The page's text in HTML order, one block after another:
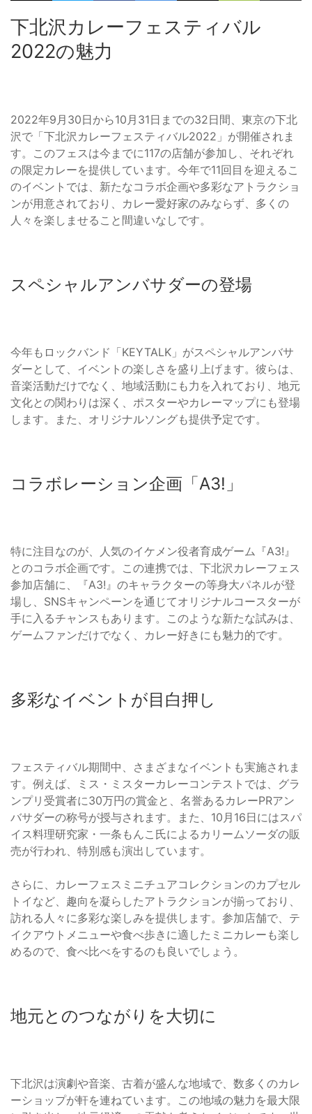
下北沢カレーフェスティバル
2022の魅力
2022年9月30日から10月31日までの32日間、東京の下北
沢で「下北沢カレーフェスティバル2022」が開催されま
す。このフェスは今までに117の店舗が参加し、それぞれ
の限定カレーを提供しています。今年で11回目を迎えるこ
のイベントでは、新たなコラボ企画や多彩なアトラクショ
ンが用意されており、カレー愛好家のみならず、多くの
人々を楽しませること間違いなしです。
スペシャルアンバサダーの登場
今年もロックバンド「KEYTALK」がスペシャルアンバサ
ダーとして、イベントの楽しさを盛り上げます。彼らは、
音楽活動だけでなく、地域活動にも力を入れており、地元
文化との関わりは深く、ポスターやカレーマップにも登場
します。また、オリジナルソングも提供予定です。
コラボレーション企画「A3!」
特に注目なのが、人気のイケメン役者育成ゲーム『A3!』
とのコラボ企画です。この連携では、下北沢カレーフェス
参加店舗に、『A3!』のキャラクターの等身大パネルが登
場し、SNSキャンペーンを通じてオリジナルコースターが
手に入るチャンスもあります。このような新たな試みは、
ゲームファンだけでなく、カレー好きにも魅力的です。
多彩なイベントが目白押し
フェスティバル期間中、さまざまなイベントも実施されま
す。例えば、ミス・ミスターカレーコンテストでは、グラ
ンプリ受賞者に30万円の賞金と、名誉あるカレーPRアン
バサダーの称号が授与されます。また、10月16日にはスパ
イス料理研究家・一条もんこ氏によるカリームソーダの販
売が行われ、特別感も演出しています。
さらに、カレーフェスミニチュアコレクションのカプセル
トイなど、趣向を凝らしたアトラクションが揃っており、
訪れる人々に多彩な楽しみを提供します。参加店舗で、テ
イクアウトメニューや食べ歩きに適したミニカレーも楽し
めるので、食べ比べをするのも良いでしょう。
地元とのつながりを大切に
下北沢は演劇や音楽、古着が盛んな地域で、数多くのカレ
ーショップが軒を連ねています。この地域の魅力を最大限